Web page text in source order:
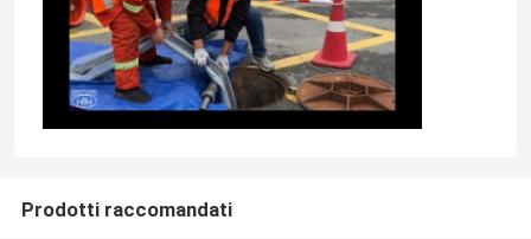
Ti richiameremo presto!
Prodotti raccomandati